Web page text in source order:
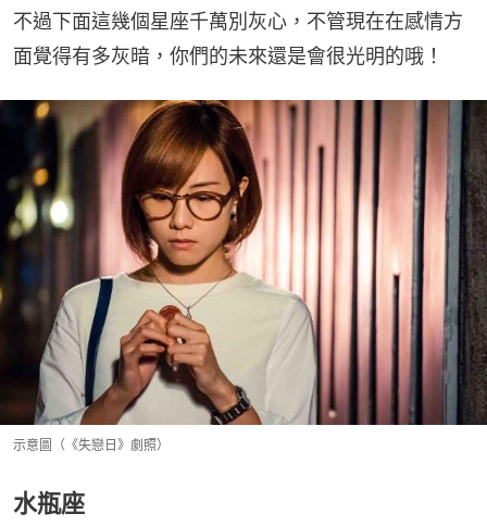
不過下面這幾個星座千萬別灰心，不管現在在感情方
面覺得有多灰暗，你們的未來還是會很光明的哦！
示意圖（《失戀日》劇照）
水瓶座